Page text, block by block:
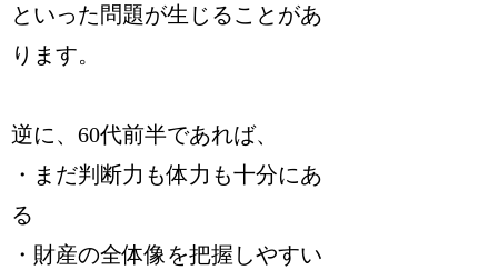
といった問題が生じることがあ
ります。
逆に、60代前半であれば、
・まだ判断力も体力も十分にあ
る
・財産の全体像を把握しやすい